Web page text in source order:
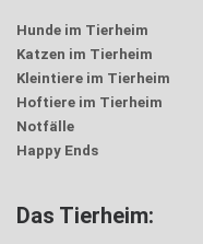
Hunde im Tierheim
Katzen im Tierheim
Kleintiere im Tierheim
Hoftiere im Tierheim
Notfälle
Happy Ends
Das Tierheim: